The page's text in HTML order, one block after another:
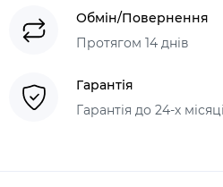
Обмін/Повернення
Протягом 14 днів
Гарантія
Гарантія до 24-х